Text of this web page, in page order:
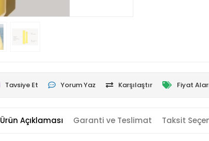
Tavsiye Et Yorum Yaz Karşılaştır Fiyat
Ürün Açıklaması Garanti ve Teslimat Taksit